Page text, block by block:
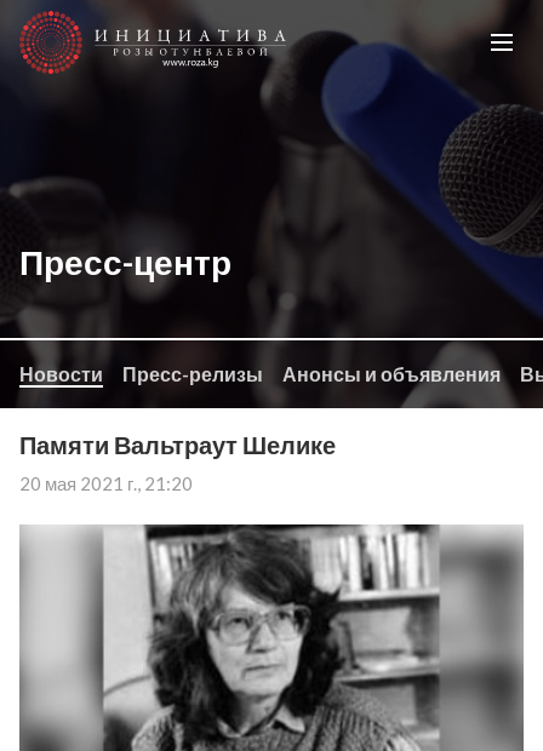
Пресс-центр
Новости Пресс-релизы Анонсы и объявления
Памяти Вальтраут Шелике
20 мая 2021 г., 21:20